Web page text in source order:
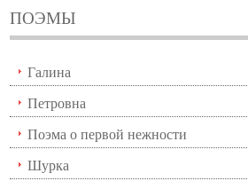
ПОЭМЫ
Галина
Петровна
Поэма о первой нежности
Шурка